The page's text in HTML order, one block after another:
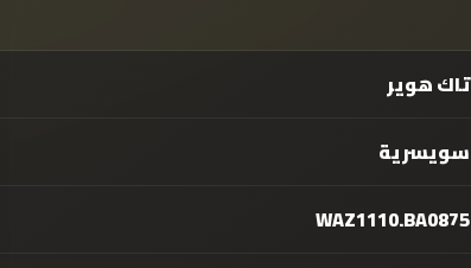
تاك هوير
سويسرية
WAZ1110.BA0875